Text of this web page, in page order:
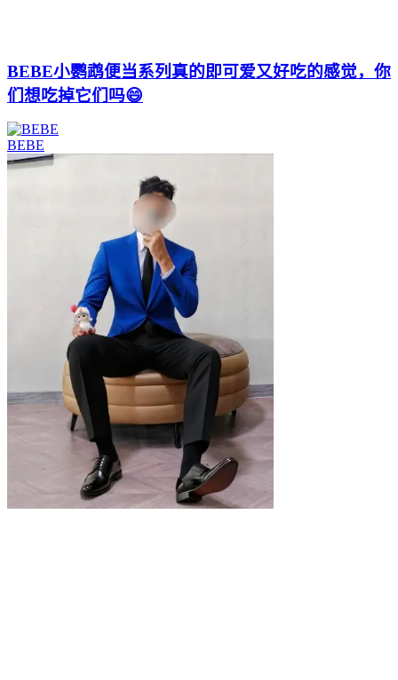
BEBE小鹦鹉便当系列真的即可爱又好吃的感觉，你
们想吃掉它们吗😄
BEBE